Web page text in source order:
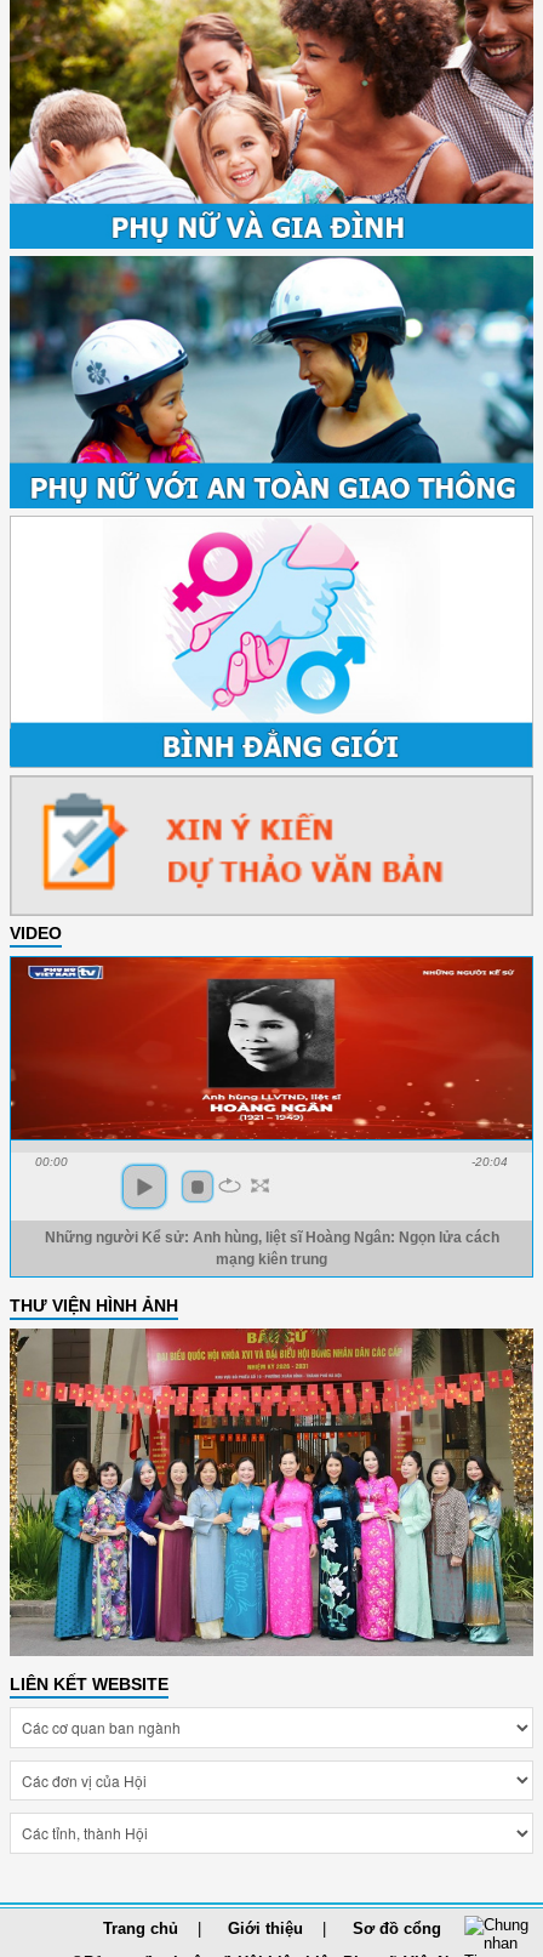
VIDEO
00:00 -20:04
Những người Kể sử: Anh hùng, liệt sĩ Hoàng Ngân: Ngọn lửa cách
mạng kiên trung
THƯ VIỆN HÌNH ẢNH
LIÊN KẾT WEBSITE
Trang chủ Giới thiệu
Sơ đồ cổng